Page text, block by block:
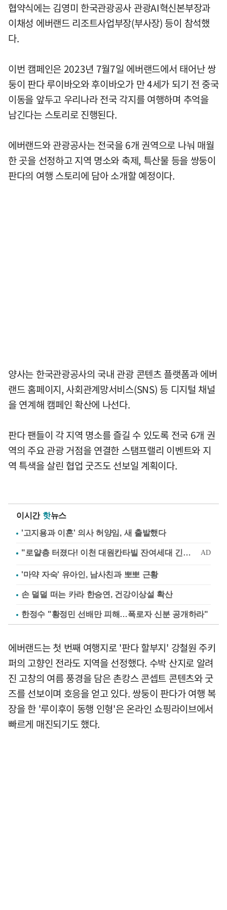
협약식에는 김영미 한국관광공사 관광AI혁신본부장과
이채성 에버랜드 리조트사업부장(부사장) 등이 참석했
다.
이번 캠페인은 2023년 7월7일 에버랜드에서 태어난 쌍
둥이 판다 루이바오와 후이바오가 만 4세가 되기 전 중국
이동을 앞두고 우리나라 전국 각지를 여행하며 추억을
남긴다는 스토리로 진행된다.
에버랜드와 관광공사는 전국을 6개 권역으로 나눠 매월
한 곳을 선정하고 지역 명소와 축제, 특산물 등을 쌍둥이
판다의 여행 스토리에 담아 소개할 예정이다.
양사는 한국관광공사의 국내 관광 콘텐츠 플랫폼과 에버
랜드 홈페이지, 사회관계망서비스(SNS) 등 디지털 채널
을 연계해 캠페인 확산에 나선다.
판다 팬들이 각 지역 명소를 즐길 수 있도록 전국 6개 권
역의 주요 관광 거점을 연결한 스탬프랠리 이벤트와 지
역 특색을 살린 협업 굿즈도 선보일 계획이다.
이시간 핫뉴스
'고지용과 이혼' 의사 허양임, 새 출발했다
'마약 자숙' 유아인, 남사친과 뽀뽀 근황
손 덜덜 떠는 카라 한승연, 건강이상설 확산
한정수 "황정민 선배만 피해…폭로자 신분 공개하라"
에버랜드는 첫 번째 여행지로 '판다 할부지' 강철원 주키
퍼의 고향인 전라도 지역을 선정했다. 수박 산지로 알려
진 고창의 여름 풍경을 담은 촌캉스 콘셉트 콘텐츠와 굿
즈를 선보이며 호응을 얻고 있다. 쌍둥이 판다가 여행 복
장을 한 '루이후이 동행 인형'은 온라인 쇼핑라이브에서
빠르게 매진되기도 했다.